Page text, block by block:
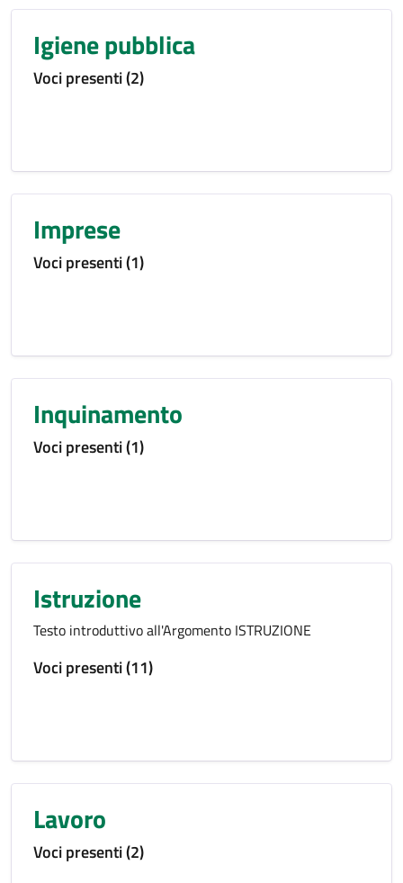
Igiene pubblica
Voci presenti (2)
Imprese
Voci presenti (1)
Inquinamento
Voci presenti (1)
Istruzione
Testo introduttivo all'Argomento ISTRUZIONE
Voci presenti (11)
Lavoro
Voci presenti (2)